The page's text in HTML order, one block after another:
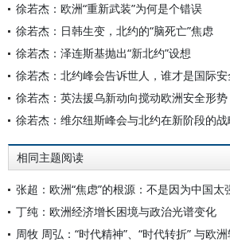
徐若杰：欧洲“重新武装”为何是个错误
徐若杰：日韩生变，北约的“脑死亡”焦虑
徐若杰：泽连斯基抛出“新北约”设想
徐若杰：北约峰会告诉世人，谁才是国际
徐若杰：英法援乌新动向搅动欧洲安全形势
徐若杰：维尔纽斯峰会与北约在新阶段的战
相同主题阅读
丁纯：欧洲经济增长困境与政治光谱变化
周牧 周弘：“时代精神”、“时代转折” 与欧